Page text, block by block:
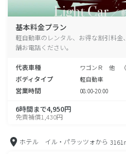
基本料金プラン
軽自動車のレンタル、お得な割引料
舗お電話ください。
代表車種 ワゴンＲ 他 （
ボディタイプ 軽自動車
営業時間 08:00-20:00
6時間まで4,950円
免責補償1,430円
ホテル イル・パラッツォから